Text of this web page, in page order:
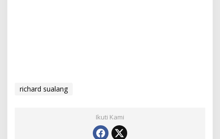
richard sualang
Ikuti Kami